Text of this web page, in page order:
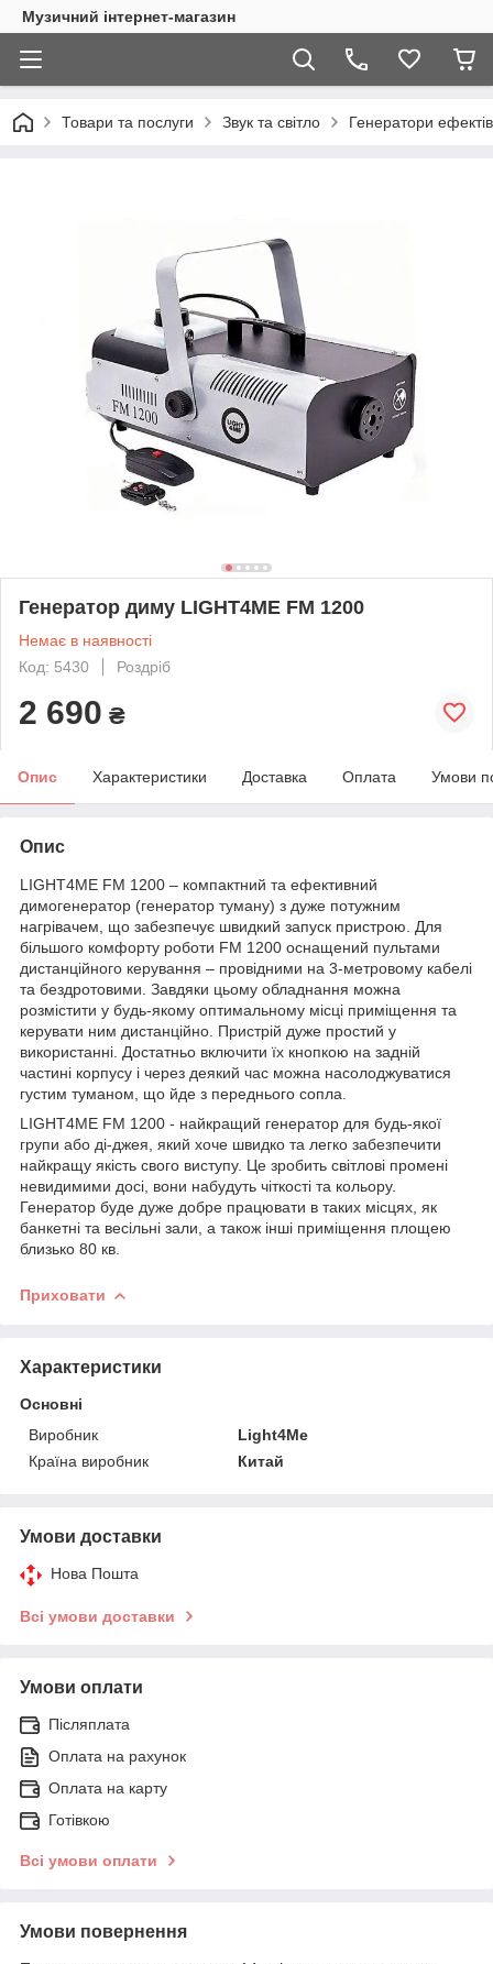
Музичний інтернет-магазин
Товари та послуги Звук та світло Генератори ефектів
Генератор диму LIGHT4ME FM 1200
Немає в наявності
Код: 5430
Роздріб
2 690 ₴
Опис Характеристики Доставка Оплата Умови
Опис
LIGHT4ME FM 1200 – компактний та ефективний
димогенератор (генератор туману) з дуже потужним
нагрівачем, що забезпечує швидкий запуск пристрою. Для
більшого комфорту роботи FM 1200 оснащений пультами
дистанційного керування – провідними на 3-метровому кабелі
та бездротовими. Завдяки цьому обладнання можна
розмістити у будь-якому оптимальному місці приміщення та
керувати ним дистанційно. Пристрій дуже простий у
використанні. Достатньо включити їх кнопкою на задній
частині корпусу і через деякий час можна насолоджуватися
густим туманом, що йде з переднього сопла.
LIGHT4ME FM 1200 - найкращий генератор для будь-якої
групи або ді-джея, який хоче швидко та легко забезпечити
найкращу якість свого виступу. Це зробить світлові промені
невидимими досі, вони набудуть чіткості та кольору.
Генератор буде дуже добре працювати в таких місцях, як
банкетні та весільні зали, а також інші приміщення площею
близько 80 кв.
Приховати
Характеристики
Основні
Виробник
Light4Me
Країна виробник
Китай
Умови доставки
Нова Пошта
Всі умови доставки
Умови оплати
Післяплата
Оплата на рахунок
Оплата на карту
Готівкою
Всі умови оплати
Умови повернення